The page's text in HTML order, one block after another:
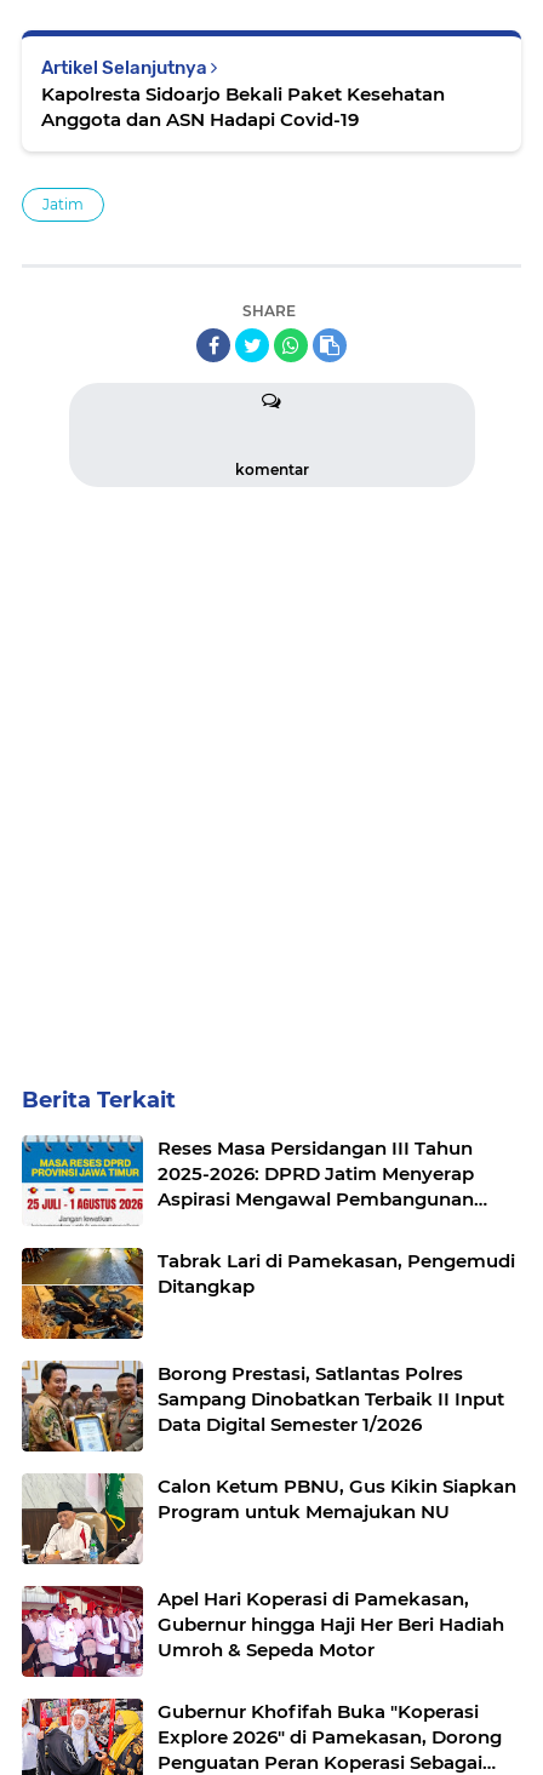
Artikel Selanjutnya
Kapolresta Sidoarjo Bekali Paket Kesehatan
Anggota dan ASN Hadapi Covid-19
Jatim
SHARE
komentar
Berita Terkait
Reses Masa Persidangan III Tahun
2025-2026: DPRD Jatim Menyerap
Aspirasi Mengawal Pembangunan
Tabrak Lari di Pamekasan, Pengemudi
Ditangkap
Borong Prestasi, Satlantas Polres
Sampang Dinobatkan Terbaik II Input
Data Digital Semester 1/2026
Calon Ketum PBNU, Gus Kikin Siapkan
Program untuk Memajukan NU
Apel Hari Koperasi di Pamekasan,
Gubernur hingga Haji Her Beri Hadiah
Umroh & Sepeda Motor
Gubernur Khofifah Buka "Koperasi
Explore 2026" di Pamekasan, Dorong
Penguatan Peran Koperasi Sebagai